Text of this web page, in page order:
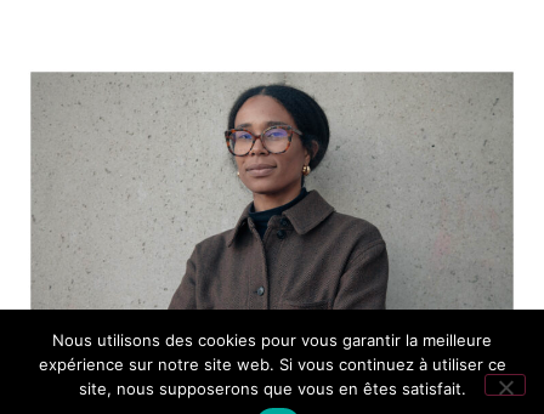
Nous utilisons des cookies pour vous garantir la meilleure
expérience sur notre site web. Si vous continuez à utiliser ce
site, nous supposerons que vous en êtes satisfait.